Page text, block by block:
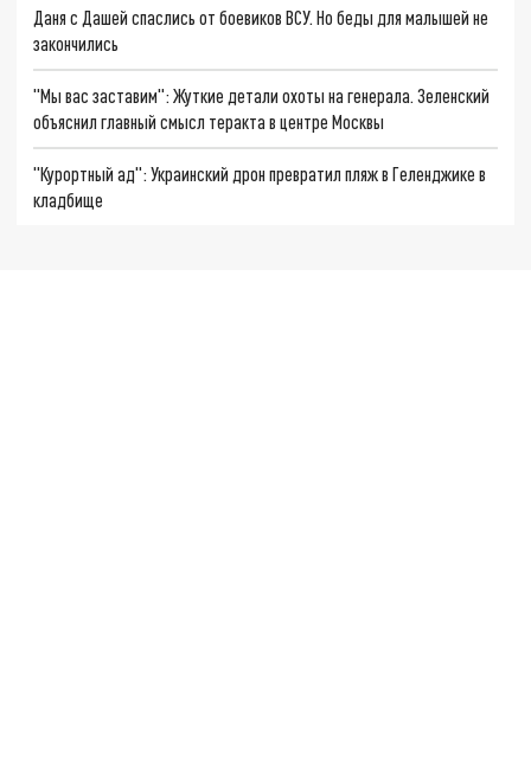
Даня с Дашей спаслись от боевиков ВСУ. Но беды для малышей не
закончились
"Мы вас заставим": Жуткие детали охоты на генерала. Зеленский
объяснил главный смысл теракта в центре Москвы
"Курортный ад": Украинский дрон превратил пляж в Геленджике в
кладбище